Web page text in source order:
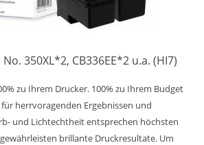
350XL*2, CB336EE*2 u.a. (HI7)
zu Ihrem Drucker. 100% zu Ihrem Budget
herrvoragenden Ergebnissen und
und Lichtechtheit entsprechen höchsten
brillante Druckresultate. Um